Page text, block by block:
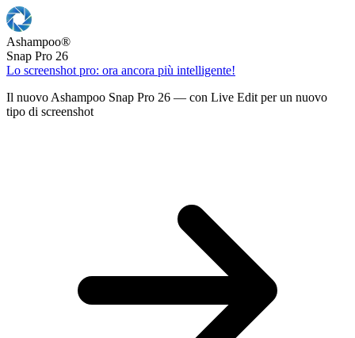
Ashampoo®
Snap Pro 26
Lo screenshot pro: ora ancora più intelligente!
Il nuovo Ashampoo Snap Pro 26 — con Live Edit per un nuovo
tipo di screenshot